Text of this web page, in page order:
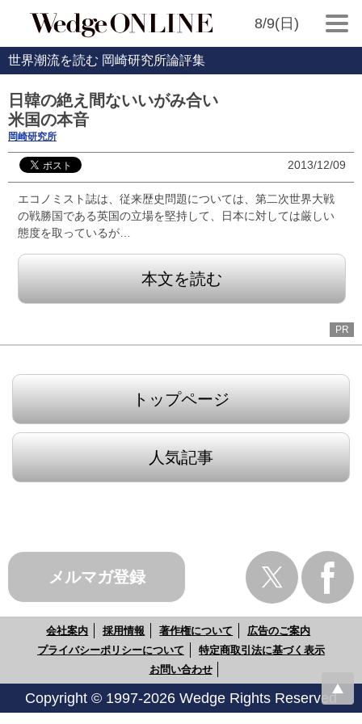
8/9(日)
世界潮流を読む 岡崎研究所論評集
日韓の絶え間ないいがみ合い
米国の本音
岡崎研究所
2013/12/09
エコノミスト誌は、従来歴史問題については、第二次世界大戦
の戦勝国である英国の立場を堅持して、日本に対しては厳しい
態度を取っているが…
本文を読む
PR
トップページ
人気記事
メルマガ登録
会社案内 採用情報 著作権について
広告のご案内
プライバシーポリシーについて
特定商取引法に基づく表示
お問い合わせ
Copyright © 1997-2026 Wedge Rights Reserved